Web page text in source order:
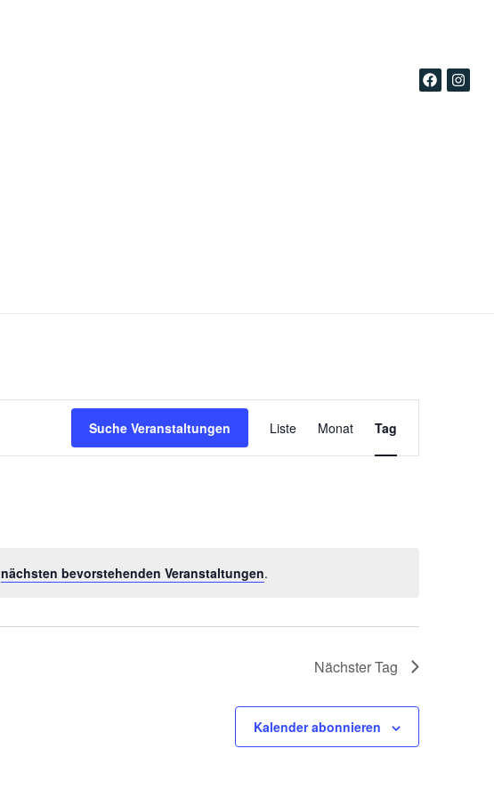
nächsten bevorstehenden Veranstaltungen.
Suche Veranstaltungen
Veranstaltung
Ansichten-
Liste Monat Tag
Nächster Tag
Kalender abonnieren